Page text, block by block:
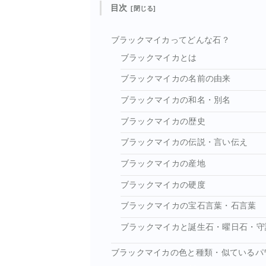
目次
ブラックマイカってどんな石？
ブラックマイカとは
ブラックマイカの名前の由来
ブラックマイカの和名・別名
ブラックマイカの歴史
ブラックマイカの伝説・言い伝え
ブラックマイカの産地
ブラックマイカの硬度
ブラックマイカの宝石言葉・石言葉
ブラックマイカと誕生石・曜日石・守
ブラックマイカの色と種類・似ているパ